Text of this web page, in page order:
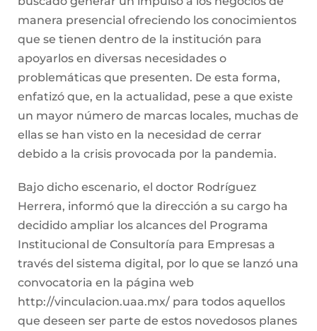
manera presencial ofreciendo los conocimientos
que se tienen dentro de la institución para
apoyarlos en diversas necesidades o
problemáticas que presenten. De esta forma,
enfatizó que, en la actualidad, pese a que existe
un mayor número de marcas locales, muchas de
ellas se han visto en la necesidad de cerrar
debido a la crisis provocada por la pandemia.
Bajo dicho escenario, el doctor Rodríguez
Herrera, informó que la dirección a su cargo ha
decidido ampliar los alcances del Programa
Institucional de Consultoría para Empresas a
través del sistema digital, por lo que se lanzó una
convocatoria en la página web
http://vinculacion.uaa.mx/ para todos aquellos
que deseen ser parte de estos novedosos planes